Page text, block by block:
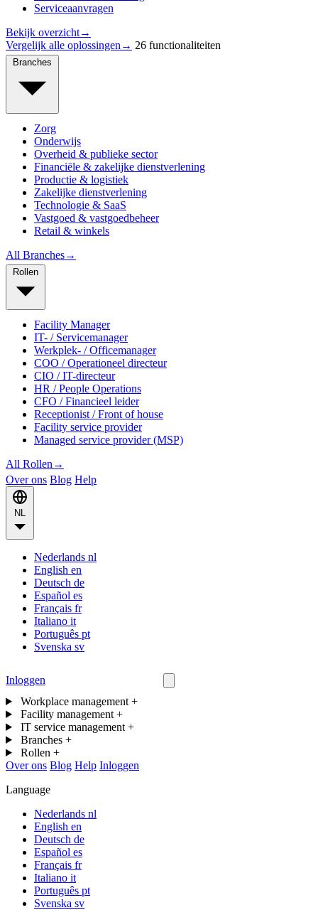
Serviceaanvragen
Bekijk overzicht→
Vergelijk alle oplossingen → 26 functionaliteiten
Zorg
Onderwijs
Overheid & publieke sector
Financiële & zakelijke dienstverlening
Productie & logistiek
Zakelijke dienstverlening
Technologie & SaaS
Vastgoed & vastgoedbeheer
Retail & winkels
All Branches→
Facility Manager
IT- / Servicemanager
Werkplek- / Officemanager
COO / Operationeel directeur
CIO / IT-directeur
HR / People Operations
CFO / Financieel leider
Receptionist / Front of house
Facility service provider
Managed service provider (MSP)
All Rollen →
Over ons Blog Help
Nederlands nl
English en
Deutsch de
Español es
Français fr
Italiano it
Português pt
Svenska sv
Inloggen
Workplace management +
Facility management +
IT service management +
Branches +
Rollen +
Over ons Blog Help Inloggen
Language
Nederlands nl
English en
Deutsch de
Español es
Français fr
Italiano it
Português pt
Svenska sv